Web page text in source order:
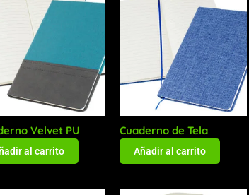
Velvet PU
al carrito
Cuaderno de Tela
Añadir al carrito